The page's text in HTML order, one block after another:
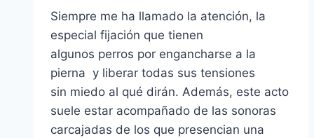
Siempre me ha llamado la atención, la
especial fijación que tienen
algunos perros por engancharse a la
pierna y liberar todas sus tensiones
sin miedo al qué dirán. Además, este acto
suele estar acompañado de las sonoras
carcajadas de los que presencian una